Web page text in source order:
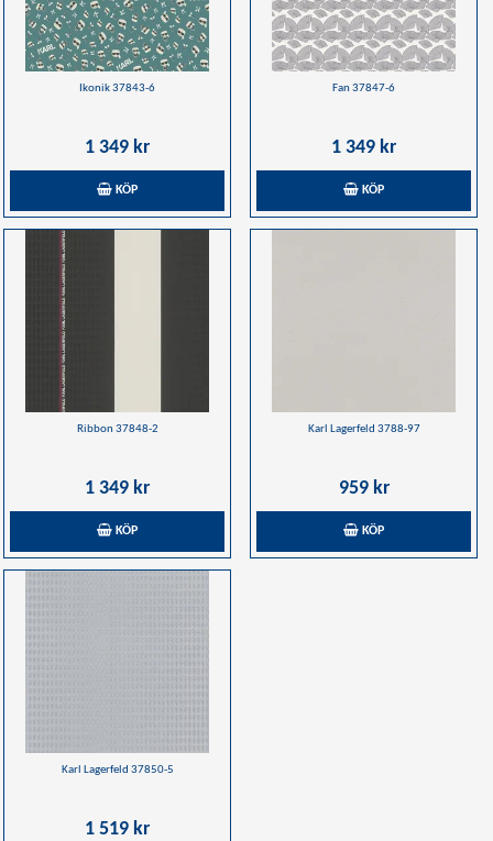
Ikonik 37843-6
1 349 kr
KÖP
Fan 37847-6
1 349 kr
KÖP
Ribbon 37848-2
1 349 kr
KÖP
Karl Lagerfeld 3788-97
959 kr
KÖP
Karl Lagerfeld 37850-5
1 519 kr